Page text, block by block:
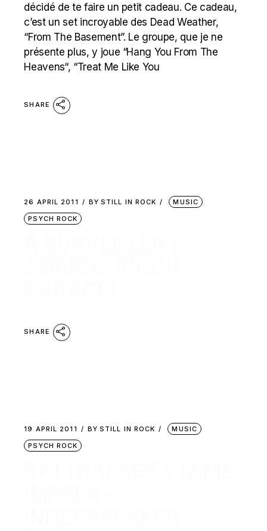
décidé de te faire un petit cadeau. Ce cadeau,
c’est un set incroyable des Dead Weather,
“From The Basement”. Le groupe, que je ne
présente plus, y joue “Hang You From The
Heavens“, “Treat Me Like You
SHARE
26 APRIL 2011 BY STILL IN ROCK
MUSIC
PSYCH ROCK
SHARE
19 APRIL 2011 BY STILL IN ROCK
MUSIC
PSYCH ROCK